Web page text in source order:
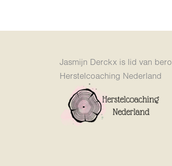
Jasmijn Derckx is lid van
Herstelcoaching Nederland